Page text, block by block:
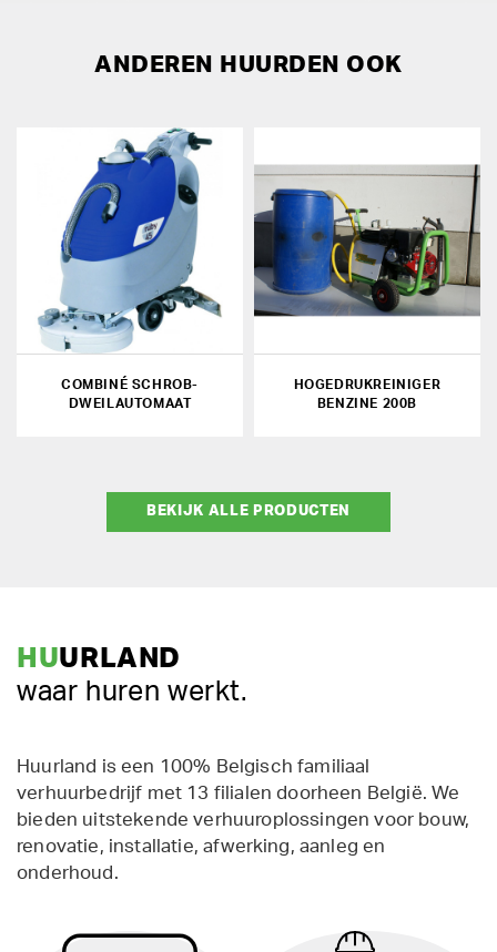
ANDEREN HUURDEN OOK
COMBINÉ SCHROB-
DWEILAUTOMAAT
HOGEDRUKREINIGER
BENZINE 200B
BEKIJK ALLE PRODUCTEN
HUURLAND
waar huren werkt.
Huurland is een 100% Belgisch familiaal
verhuurbedrijf met 13 filialen doorheen België. We
bieden uitstekende verhuuroplossingen voor bouw,
renovatie, installatie, afwerking, aanleg en
onderhoud.